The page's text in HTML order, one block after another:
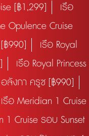
[฿1,299]
เรือ
Opulence Cruise
฿990]
เรือ Royal
เรือ Royal Princess
อลังกา ครูซ [฿990]
เรือ Meridian 1 Cruise
1 Cruise รอบ Sunset